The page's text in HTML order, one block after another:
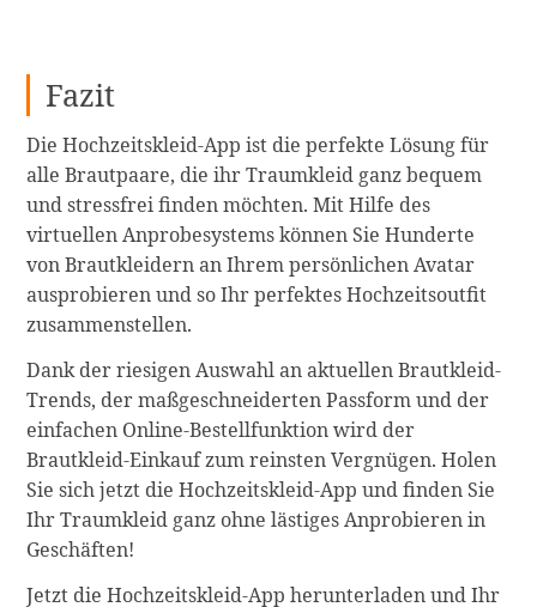
Fazit
Die Hochzeitskleid-App ist die perfekte Lösung für
alle Brautpaare, die ihr Traumkleid ganz bequem
und stressfrei finden möchten. Mit Hilfe des
virtuellen Anprobesystems können Sie Hunderte
von Brautkleidern an Ihrem persönlichen Avatar
ausprobieren und so Ihr perfektes Hochzeitsoutfit
zusammenstellen.
Dank der riesigen Auswahl an aktuellen Brautkleid-
Trends, der maßgeschneiderten Passform und der
einfachen Online-Bestellfunktion wird der
Brautkleid-Einkauf zum reinsten Vergnügen. Holen
Sie sich jetzt die Hochzeitskleid-App und finden Sie
Ihr Traumkleid ganz ohne lästiges Anprobieren in
Geschäften!
Jetzt die Hochzeitskleid-App herunterladen und Ihr